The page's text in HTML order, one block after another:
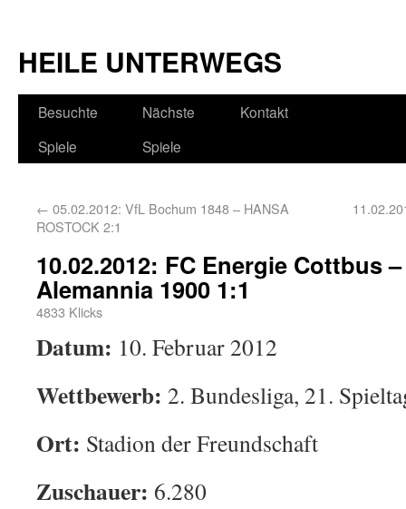
HEILE UNTERWEGS
Besuchte
Spiele
Nächste
Spiele
Kontakt
← 05.02.2012: VfL Bochum 1848 – HANSA
ROSTOCK 2:1
10.02.2012: FC Energie Cottbus
Alemannia 1900 1:1
4833 Klicks
Datum: 10. Februar 2012
Wettbewerb: 2. Bundesliga, 21.
Ort: Stadion der Freundschaft
Zuschauer: 6.280